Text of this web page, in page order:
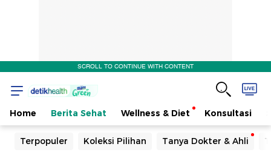
SCROLL TO CONTINUE WITH CONTENT
Home Berita Sehat Wellness & Diet Konsultasi
Terpopuler Koleksi Pilihan Tanya Dokter & Ahli